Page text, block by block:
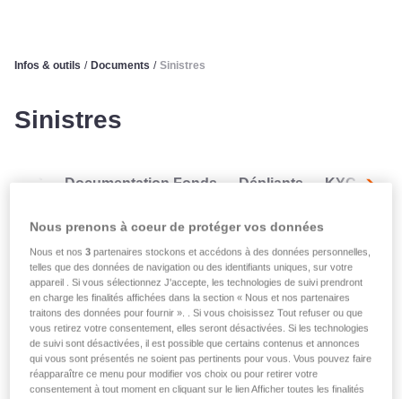
Infos & outils / Documents / Sinistres
Sinistres
CG Documentation Fonds Dépliants KYC
Déclarations de sinistre
Déclaration de sinistre
automobile
Nous prenons à coeur de protéger vos données
Nous et nos3 partenaires stockons et accédons à des données personnelles,
telles que des données de navigation ou des identifiants uniques, sur votre
appareil . Si vous sélectionnez J'accepte, les technologies de suivi prendront
en charge les finalités affichées dans la section « Nous et nos partenaires
traitons des données pour fournir ». . Si vous choisissez Tout refuser ou que
vous retirez votre consentement, elles seront désactivées. Si les technologies
de suivi sont désactivées, il est possible que certains contenus et annonces
qui vous sont présentés ne soient pas pertinents pour vous. Vous pouvez faire
réapparaître ce menu pour modifier vos choix ou pour retirer votre
consentement à tout moment en cliquant sur le lien Afficher toutes les finalités